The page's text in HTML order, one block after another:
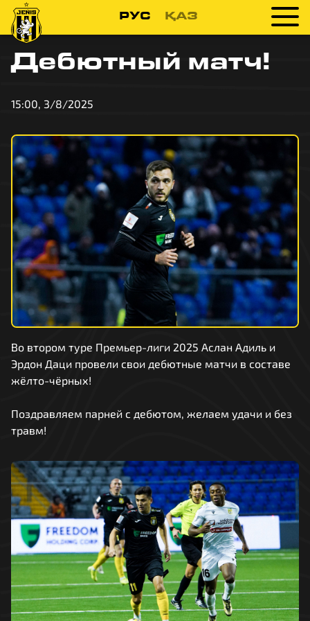
РУС ҚАЗ
Дебютный матч!
15:00, 3/8/2025
Во втором туре Премьер-лиги 2025 Аслан Адиль и
Эрдон Даци провели свои дебютные матчи в составе
жёлто-чёрных!
Поздравляем парней с дебютом, желаем удачи и без